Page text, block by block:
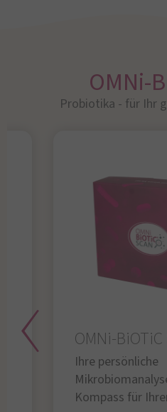
OMNi-
Probiotika - für Ihr
OMNi-BiOTiC
Ihre persönliche
Kompass für